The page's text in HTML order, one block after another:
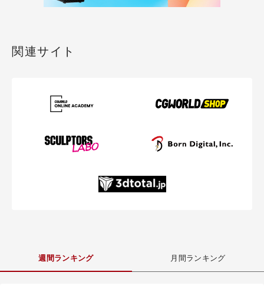
関連サイト
週間ランキング 月間ランキング